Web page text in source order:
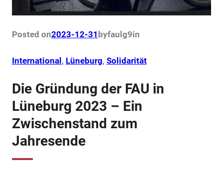
Posted on2023-12-31 byfaulg9in
International , Lüneburg, Solidarität
Die Gründung der FAU in
Lüneburg 2023 – Ein
Zwischenstand zum
Jahresende